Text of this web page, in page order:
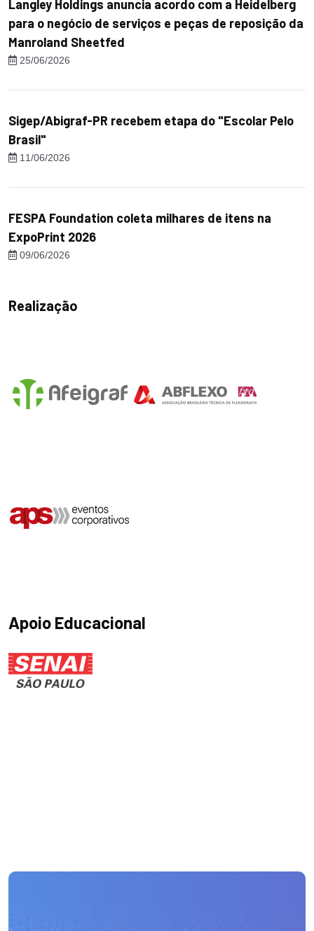
Langley Holdings anuncia acordo com a Heidelberg
para o negócio de serviços e peças de reposição da
Manroland Sheetfed
25/06/2026
Sigep/Abigraf-PR recebem etapa do "Escolar Pelo
Brasil"
11/06/2026
FESPA Foundation coleta milhares de itens na
ExpoPrint 2026
09/06/2026
Realização
Apoio Educacional